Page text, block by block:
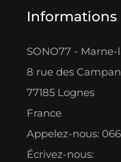
Informations
SONO77 - Marne-
8 rue des
77185 Lognes
France
Appelez-nous:
Écrivez-nous: